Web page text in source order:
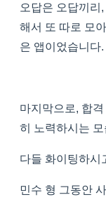
오답은 오답끼리
해서 또 따로 모
은 앱이었습니다.
마지막으로, 합
히 노력하시는
다들 화이팅하시
민수 형 그동안